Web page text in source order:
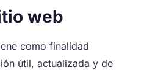
web
como finalidad
útil, actualizada y de